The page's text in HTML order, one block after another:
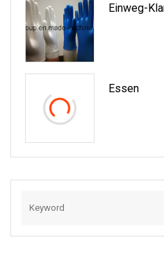
Einweg-
Essen